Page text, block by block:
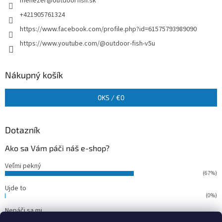
+421905761324
https://www.facebook.com/profile.php?id=61575793989090
https://www.youtube.com/@outdoor-fish-v5u
Nákupný košík
0KS /€0
Dotazník
Ako sa Vám páči náš e-shop?
Veľmi pekný
(67%)
Ujde to
(0%)
Nepáči sa mi